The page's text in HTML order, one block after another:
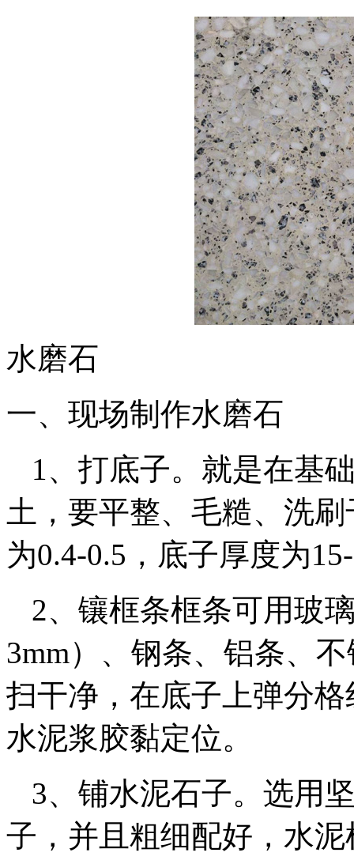
水磨石
一、现场制作水磨石
1、打底子。就是在基
土，要平整、毛糙、洗
为0.4-0.5，底子厚度为
2、镶框条框条可用玻
3mm）、钢条、铝条、
扫干净，在底子上弹分
水泥浆胶黏定位。
3、铺水泥石子。选用
子，并且粗细配好，水